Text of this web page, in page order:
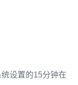
设置的15分钟在